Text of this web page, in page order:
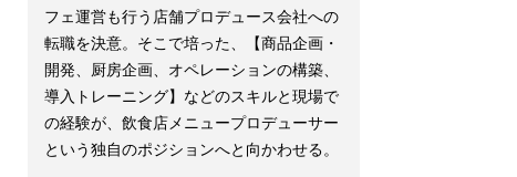
フェ運営も行う店舗プロデュース会社への
転職を決意。そこで培った、【商品企画・
開発、厨房企画、オペレーションの構築、
導入トレーニング】などのスキルと現場で
の経験が、飲食店メニュープロデューサー
という独自のポジションへと向かわせる。